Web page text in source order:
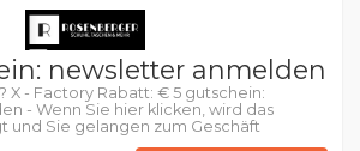
newsletter anmelden
X - Factory Rabatt: € 5 gutschein:
- Wenn Sie hier klicken, wird das
und Sie gelangen zum Geschäft